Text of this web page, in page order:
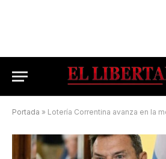
Portada » Lotería Correntina avanza en la mega